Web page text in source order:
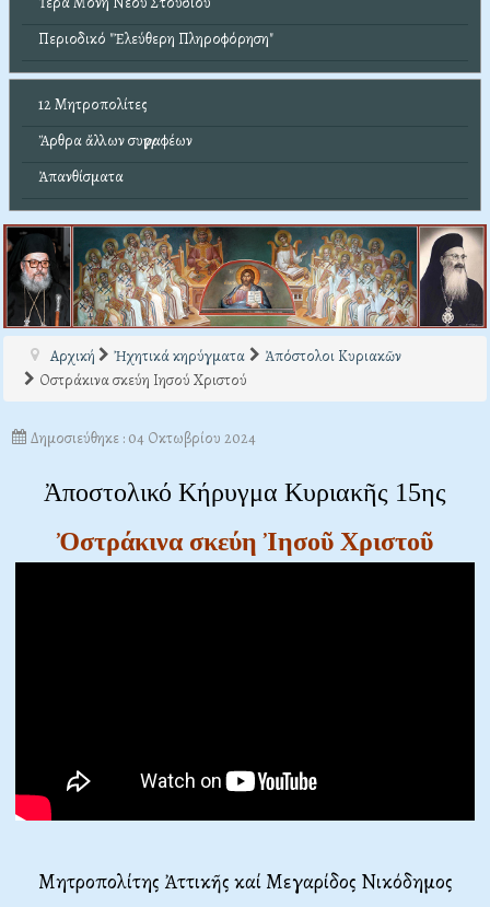
Περιοδικό "Ἐλεύθερη Πληροφόρηση"
12 Μητροπολίτες
Ἄρθρα ἄλλων συγγραφέων
Ἀπανθίσματα
Αρχική Ἠχητικά κηρύγματα
Ἀπόστολοι Κυριακῶν
Οστράκινα σκεύη Ιησού Χριστού
Δημοσιεύθηκε : 04 Οκτωβρίου 2024
Ἀποστολικό Κήρυγμα Κυριακῆς 15ης
Ὀστράκινα σκεύη Ἰησοῦ Χριστοῦ
Μητροπολίτης Ἀττικῆς καί Μεγαρίδος Νικόδημος